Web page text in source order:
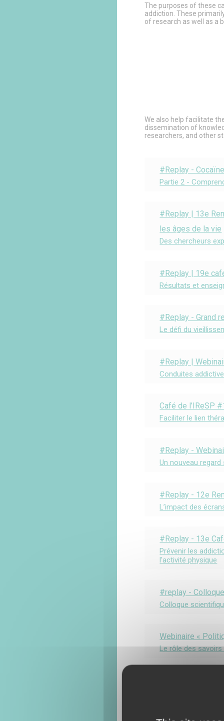
The purposes of these
addiction. These
of research as well as a
We also help facilitate
dissemination of
researchers, and other
#Replay -
Partie 2 -
#Replay | 13e
les âges de la vie
Des chercheurs
#Replay | 19e
Résultats et
#Replay - Grand
Le défi du
#Replay |
Conduites
Café de l’IReSP
Faciliter le lien
#Replay -
Un nouveau
#Replay - 12e
L’impact des
#Replay - 13e
Prévenir les
l'activité physique
#replay -
Colloque
Webinaire «
Le rôle des
En collaboration